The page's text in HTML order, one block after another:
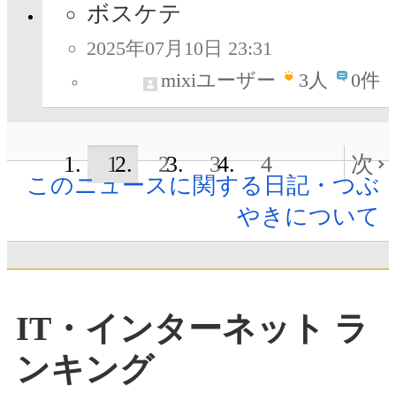
ボスケテ
2025年07月10日 23:31
mixiユーザー
3人 0件
1 2 3 4
次
このニュースに関する日記・つぶ
やきについて
IT・インターネット ラ
ンキング